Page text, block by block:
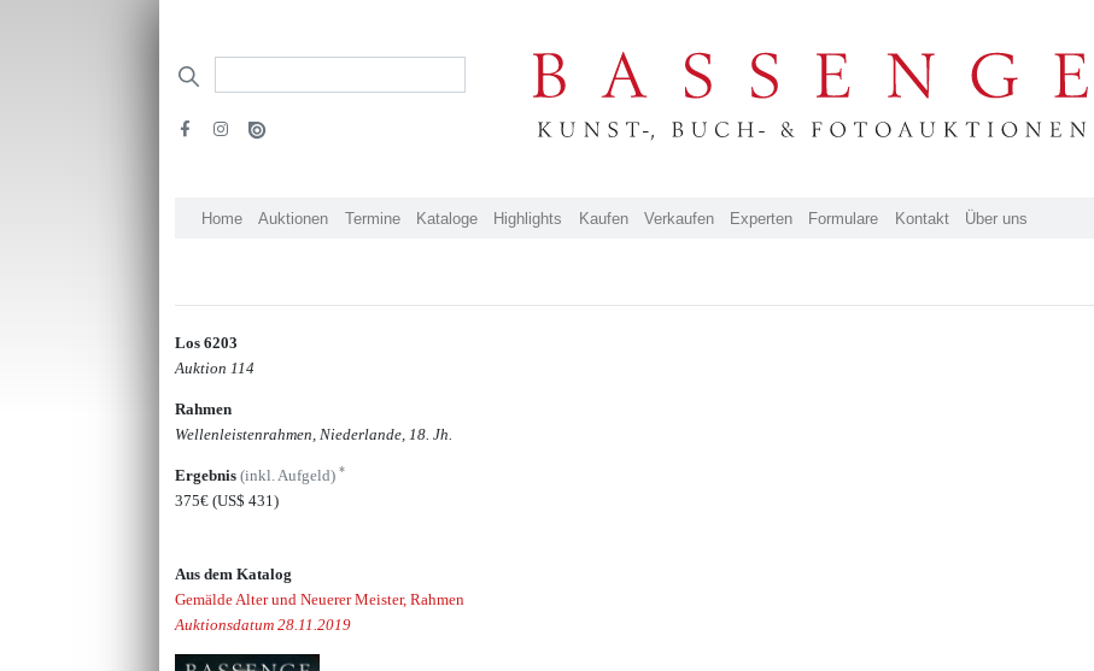
Home Auktionen Termine Kataloge Highlights Kaufen Verkaufen Experten Formulare Kontakt Über uns
Los 6203
Auktion 114
Rahmen
Wellenleistenrahmen, Niederlande, 18. Jh.
Ergebnis(inkl. Aufgeld)*
375€(US$ 431)
Aus dem Katalog
Gemälde Alter und Neuerer Meister, Rahmen
Auktionsdatum 28.11.2019